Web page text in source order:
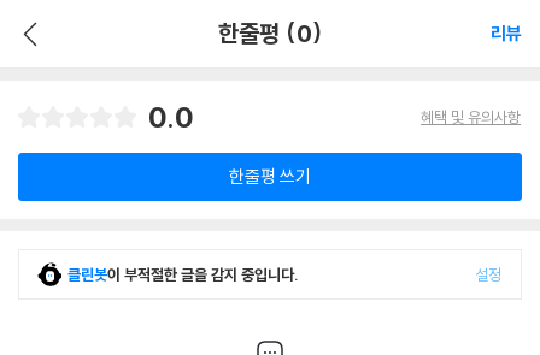
한줄평 (0) 리뷰
0.0 혜택 및 유의사항
한줄평 쓰기
클린봇이 부적절한 글을 감지 중입니다. 설정